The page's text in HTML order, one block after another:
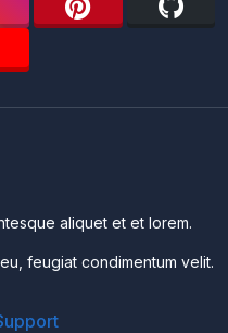
aliquet et et lorem.
feugiat condimentum velit.